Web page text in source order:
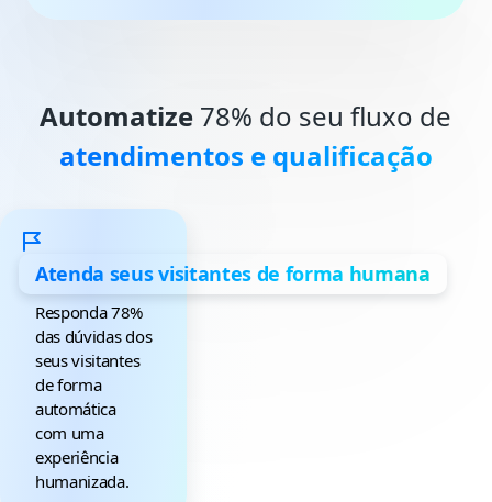
Automatize 78% do seu fluxo de
atendimentos e qualificação
Atenda seus visitantes de forma humana
Responda 78%
das dúvidas dos
seus visitantes
de forma
automática
com uma
experiência
humanizada.